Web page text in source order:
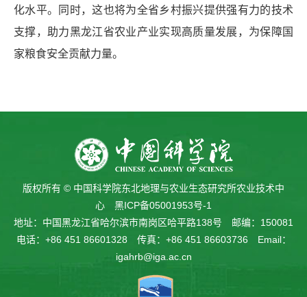
化水平。同时，这也将为全省乡村振兴提供强有力的技术
支撑，助力黑龙江省农业产业实现高质量发展，为保障国
家粮食安全贡献力量。
版权所有 © 中国科学院东北地理与农业生态研究所农业技术中
心 黑ICP备05001953号-1
地址：中国黑龙江省哈尔滨市南岗区哈平路138号 邮编：150081
电话：+86 451 86601328 传真：+86 451 86603736 Email：
igahrb@iga.ac.cn